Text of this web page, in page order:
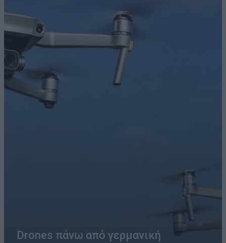
Drones πάνω από γερμανική